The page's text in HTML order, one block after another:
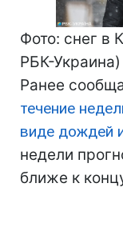
Фото: снег в
РБК-Украина)
Ранее
течение
виде дождей
недели
ближе к